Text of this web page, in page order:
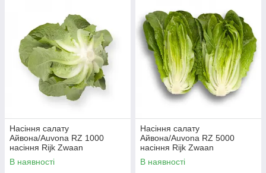
великих зелених салатних листя
Насіння салату
Айвона/Auvona RZ 1000
насіння Rijk Zwaan
В наявності
Насіння салату
Айвона/Auvona RZ 5000
насіння Rijk Zwaan
В наявності